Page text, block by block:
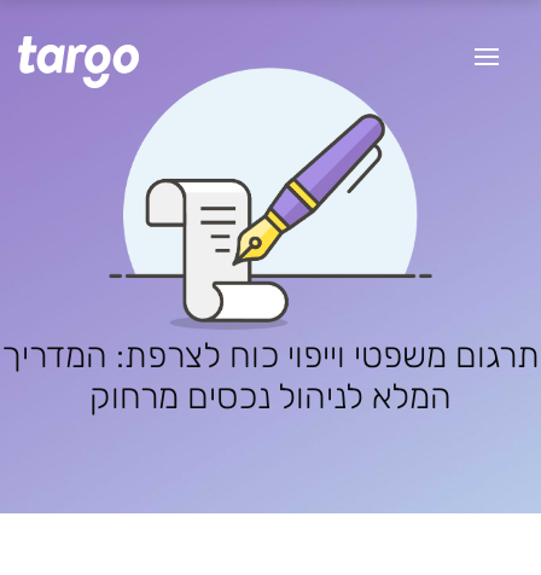
תרגום משפטי וייפוי כוח לצרפת: המדריך
המלא לניהול נכסים מרחוק